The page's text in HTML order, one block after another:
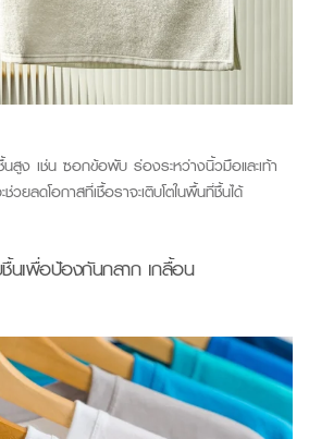
นสูง เช่น ซอกข้อพับ ร่องระหว่างนิ้วมือและเท้า
ช่วยลดโอกาสที่เชื้อราจะเติบโตในพื้นที่ชื้นได้
นเพื่อป้องกันกลาก เกลื้อน